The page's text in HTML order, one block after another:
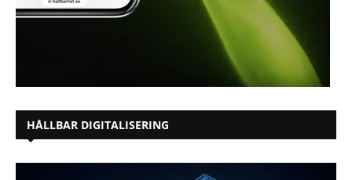
HÅLLBAR DIGITALISERING